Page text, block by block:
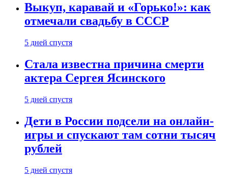
Выкуп, каравай и «Горько!»: как
отмечали свадьбу в СССР
5 дней спустя
Стала известна причина смерти
актера Сергея Ясинского
5 дней спустя
Дети в России подсели на онлайн-
игры и спускают там сотни тысяч
рублей
5 дней спустя